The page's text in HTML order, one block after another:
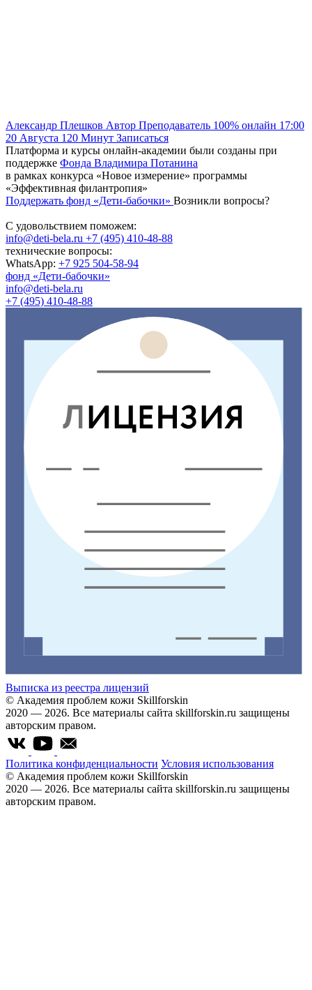
Александр Плешков Автор Преподаватель 100% онлайн 17:00
20 Августа 120 Минут Записаться
Платформа и курсы онлайн-академии были созданы при
поддержке Фонда Владимира Потанина
в рамках конкурса «Новое измерение» программы
«Эффективная филантропия»
Поддержать фонд «Дети-бабочки» Возникли вопросы?
С удовольствием поможем:
info@deti-bela.ru +7 (495) 410-48-88
технические вопросы:
WhatsApp: +7 925 504-58-94
фонд «Дети-бабочки»
info@deti-bela.ru
+7 (495) 410-48-88
Выписка из реестра лицензий
© Академия проблем кожи Skillforskin
2020 — 2026. Все материалы сайта skillforskin.ru защищены
авторским правом.
Политика конфиденциальности Условия использования
© Академия проблем кожи Skillforskin
2020 — 2026. Все материалы сайта skillforskin.ru защищены
авторским правом.